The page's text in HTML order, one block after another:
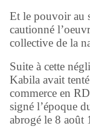
Et le pouvoir au
cautionné
collective de la
Suite à cette
Kabila avait
commerce en
signé l’époque
abrogé le 8 août